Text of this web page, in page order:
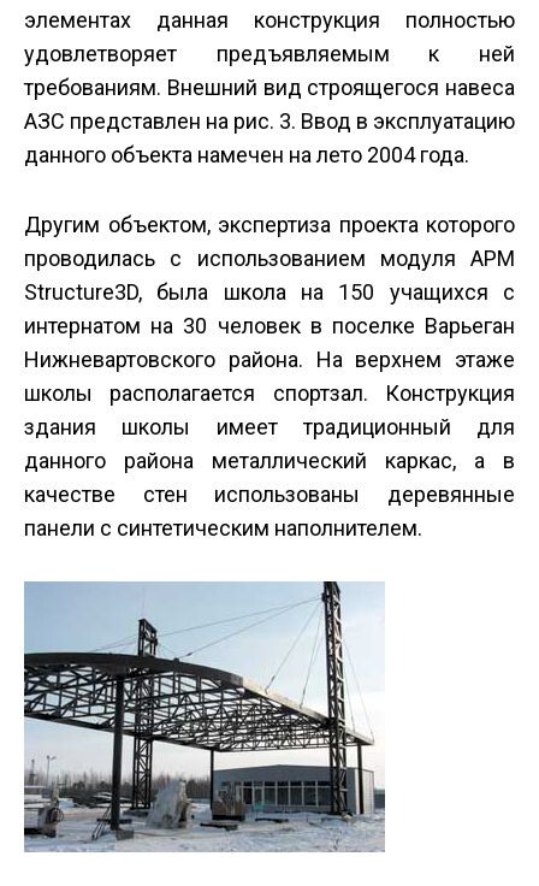
элементах данная конструкция полностью
удовлетворяет предъявляемым к ней
требованиям. Внешний вид строящегося навеса
АЗС представлен на рис. 3. Ввод в эксплуатацию
данного объекта намечен на лето 2004 года.
Другим объектом, экспертиза проекта которого
проводилась с использованием модуля APM
Structure3D, была школа на 150 учащихся с
интернатом на 30 человек в поселке Варьеган
Нижневартовского района. На верхнем этаже
школы располагается спортзал. Конструкция
здания школы имеет традиционный для
данного района металлический каркас, а в
качестве стен использованы деревянные
панели с синтетическим наполнителем.